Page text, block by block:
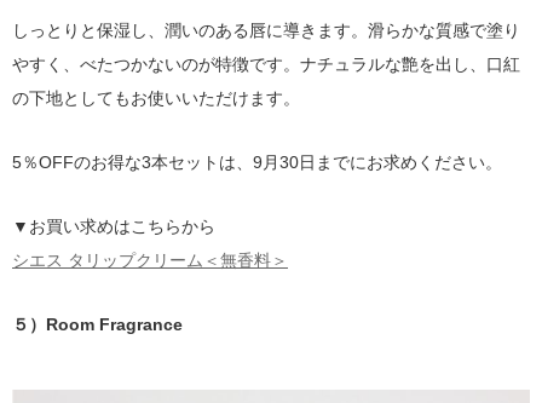
しっとりと保湿し、潤いのある唇に導きます。滑らかな質感で塗り
やすく、べたつかないのが特徴です。ナチュラルな艶を出し、口紅
の下地としてもお使いいただけます。
5％OFFのお得な3本セットは、9月30日までにお求めください。
▼お買い求めはこちらから
シエス タリップクリーム＜無香料＞
５）Room Fragrance